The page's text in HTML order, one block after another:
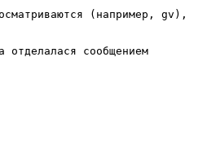
(например, gv),
сообщением